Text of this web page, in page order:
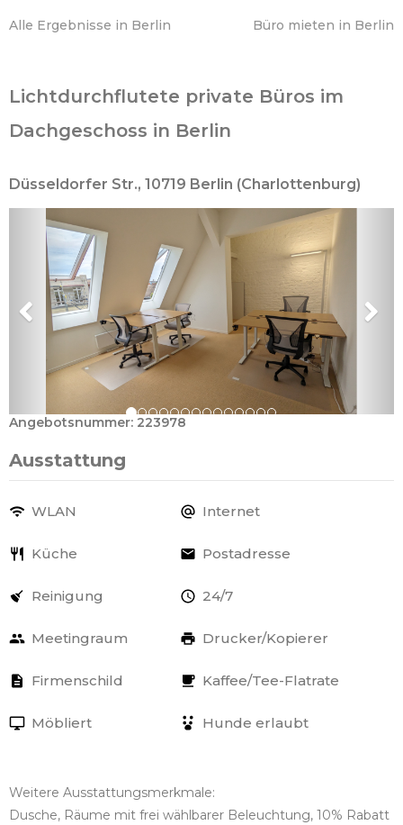
Alle Ergebnisse in Berlin Büro mieten in Berlin
Lichtdurchflutete private Büros im
Dachgeschoss in Berlin
Düsseldorfer Str., 10719 Berlin (Charlottenburg)
Angebotsnummer: 223978
Ausstattung
WLAN Internet
Küche Postadresse
Reinigung 24/7
Meetingraum Drucker/Kopierer
Firmenschild Kaffee/Tee-Flatrate
Möbliert Hunde erlaubt
Weitere Ausstattungsmerkmale:
Dusche, Räume mit frei wählbarer Beleuchtung, 10% Rabatt